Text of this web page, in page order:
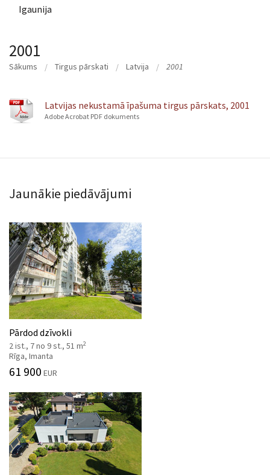
Igaunija
2001
Sākums Tirgus pārskati Latvija 2001
Latvijas nekustamā īpašuma tirgus pārskats, 2001
Adobe Acrobat PDF dokuments
Jaunākie piedāvājumi
Pārdod dzīvokli
2 ist., 7 no 9 st., 51 m2
Rīga, Imanta
61 900 EUR